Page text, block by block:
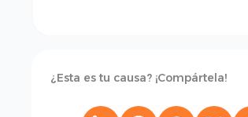
¿Esta es tu causa? ¡Compártela!